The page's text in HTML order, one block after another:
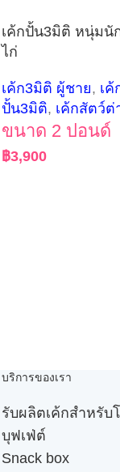
เค้กปั้น3มิติ หนุ่มนั
ไก่
เค้ก3มิติ ผู้ชาย, เค้
ปั้น3มิติ, เค้กสัตว์ต่
ขนาด 2 ปอนด์
฿3,900
บริการของเรา
รับผลิตเค้กสำหรับ
บุฟเฟ่ต์
Snack box